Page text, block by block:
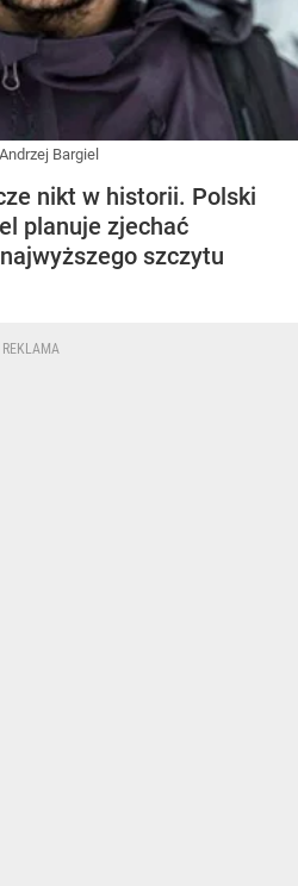
Andrzej Bargiel
nikt w historii. Polski
planuje zjechać
szczytu